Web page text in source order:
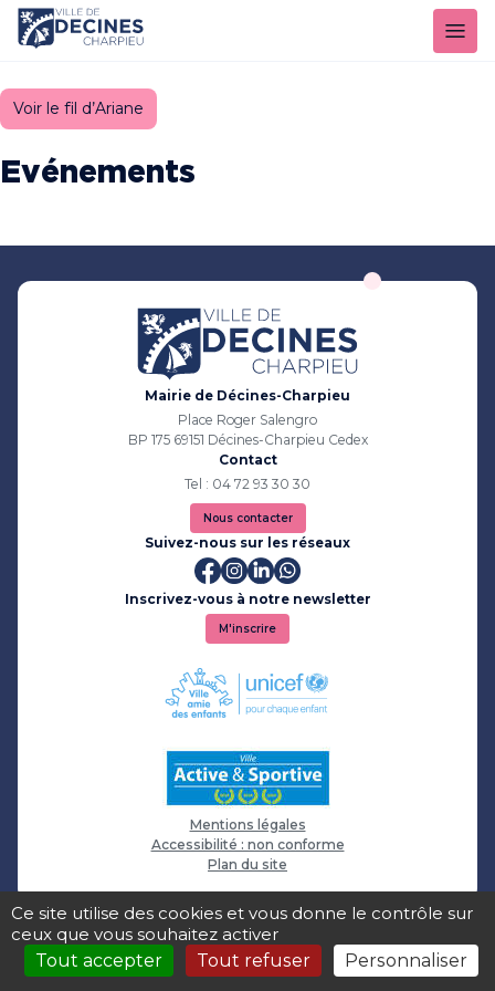
Voir le fil d’Ariane
Evénements
Mairie de Décines-Charpieu
Place Roger Salengro
BP 175 69151 Décines-Charpieu Cedex
Contact
Tel : 04 72 93 30 30
Nous contacter
Suivez-nous sur les réseaux
Inscrivez-vous à notre newsletter
M'inscrire
Mentions légales
Accessibilité : non conforme
Plan du site
Panneau de gestion des cookies
Ce site utilise des cookies et vous donne le contrôle sur
ceux que vous souhaitez activer
Tout accepter
Tout refuser Personnaliser